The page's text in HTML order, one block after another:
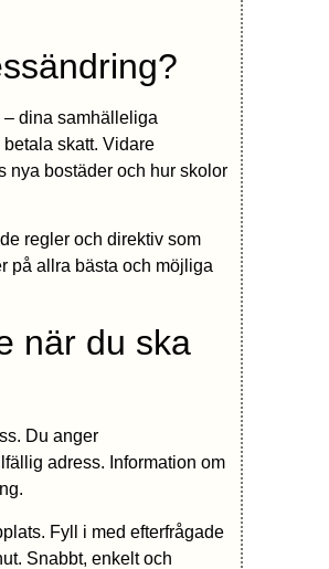
– dina samhälleliga
skatt. Vidare
nya bostäder och hur skolor
regler och direktiv som
på allra bästa och möjliga
när du ska
Du anger
adress. Information om
Fyll i med efterfrågade
Snabbt, enkelt och